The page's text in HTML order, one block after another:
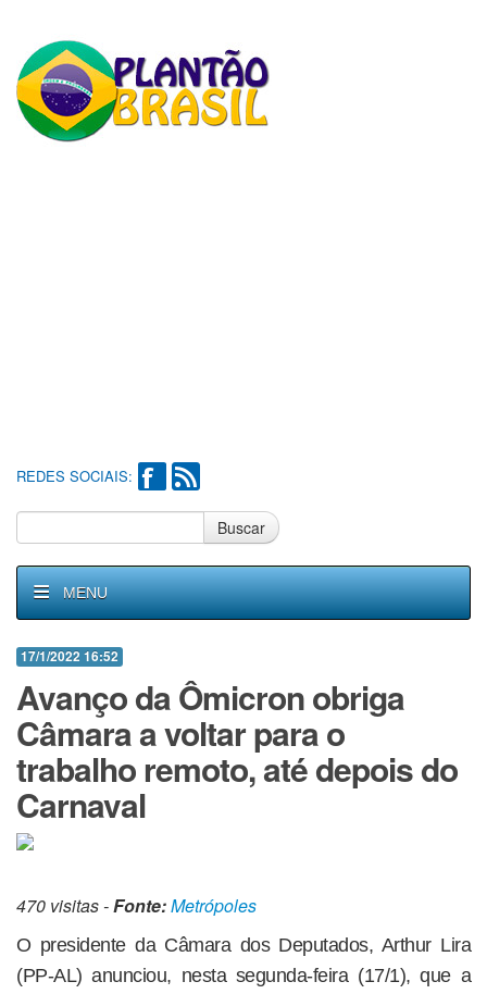
REDES SOCIAIS:
Buscar
MENU
17/1/2022 16:52
Avanço da Ômicron obriga
Câmara a voltar para o
trabalho remoto, até depois do
Carnaval
470 visitas -Fonte:Metrópoles
O presidente da Câmara dos Deputados, Arthur Lira
(PP-AL) anunciou, nesta segunda-feira (17/1), que a